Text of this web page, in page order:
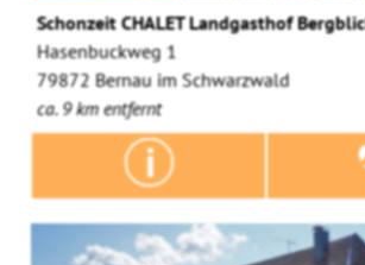
Schonzeit CHALET Landgasthof
Hasenbuckweg 1
79872 Bernau im Schwarzwald
ca. 9 km entfernt